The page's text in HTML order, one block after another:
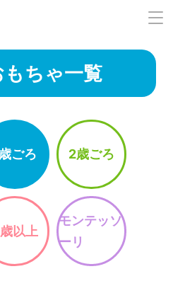
ちゃ一覧
ごろ 2歳ごろ
以上
モンテッソ
ーリ